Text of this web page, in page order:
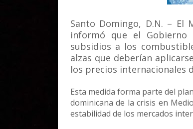
Santo Domingo, D.N. – El
informó que el Gobierno
subsidios a los
alzas que deberían
los precios internacionales
Esta medida forma parte del
dominicana de la crisis en
estabilidad de los mercados